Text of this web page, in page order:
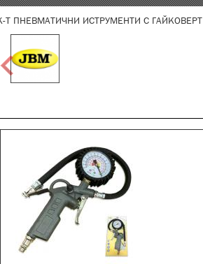
Т ПНЕВМАТИЧНИ ИСТРУМЕНТИ С ГАЙКОВЕРТ